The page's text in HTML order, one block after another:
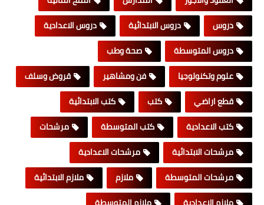
دروس
دروس الابتدائية
دروس الاعدادية
دروس المتوسطة
صحة وطب
علوم وتكنولوجيا
فن ومشاهير
قروض وسلف
قطع اراضي
كتب
كتب الابتدائية
كتب الاعدادية
كتب المتوسطة
مرشحات
مرشحات الابتدائية
مرشحات الاعدادية
مرشحات المتوسطة
ملازم
ملازم الابتدائية